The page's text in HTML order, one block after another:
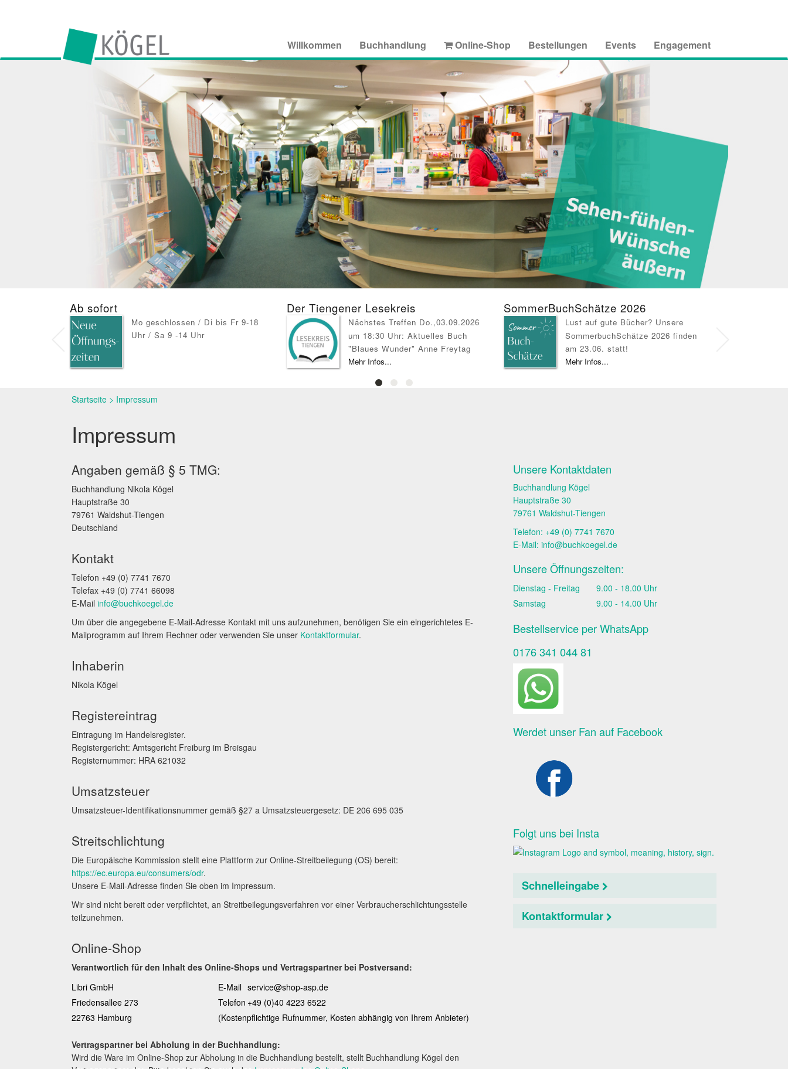
Willkommen Buchhandlung Online-Shop Bestellungen Events Engagement
Ab sofort
Mo geschlossen / Di bis Fr 9-18
Uhr / Sa 9 -14 Uhr
Der Tiengener Lesekreis
Nächstes Treffen Do.,03.09.2026
um 18:30 Uhr: Aktuelles Buch
"Blaues Wunder" Anne Freytag
Mehr Infos...
SommerBuchSchätze 2026
Lust auf gute Bücher? Unsere
SommerbuchSchätze 2026 finden
am 23.06. statt!
Mehr Infos...
Startseite > Impressum
Impressum
Angaben gemäß § 5 TMG:
Buchhandlung Nikola Kögel
Hauptstraße 30
79761 Waldshut-Tiengen
Deutschland
Kontakt
Telefon +49 (0) 7741 7670
Telefax +49 (0) 7741 66098
E-Mail info@buchkoegel.de
Um über die angegebene E-Mail-Adresse Kontakt mit uns aufzunehmen, benötigen Sie ein eingerichtetes E-
Mailprogramm auf Ihrem Rechner oder verwenden Sie unser Kontaktformular.
Inhaberin
Nikola Kögel
Registereintrag
Eintragung im Handelsregister.
Registergericht: Amtsgericht Freiburg im Breisgau
Registernummer: HRA 621032
Umsatzsteuer
Umsatzsteuer-Identifikationsnummer gemäß §27 a Umsatzsteuergesetz: DE 206 695 035
Streitschlichtung
Die Europäische Kommission stellt eine Plattform zur Online-Streitbeilegung (OS) bereit:
https://ec.europa.eu/consumers/odr.
Unsere E-Mail-Adresse finden Sie oben im Impressum.
Wir sind nicht bereit oder verpflichtet, an Streitbeilegungsverfahren vor einer Verbraucherschlichtungsstelle
teilzunehmen.
Online-Shop
Verantwortlich für den Inhalt des Online-Shops und Vertragspartner bei Postversand:
Libri GmbH
E-Mail service@shop-asp.de
Friedensallee 273
Telefon +49 (0)40 4223 6522
22763 Hamburg
(Kostenpflichtige Rufnummer, Kosten abhängig von Ihrem Anbieter)
Vertragspartner bei Abholung in der Buchhandlung:
Wird die Ware im Online-Shop zur Abholung in die Buchhandlung bestellt, stellt Buchhandlung Kögel den
Unsere Kontaktdaten
Buchhandlung Kögel
Hauptstraße 30
79761 Waldshut-Tiengen
Telefon: +49 (0) 7741 7670
E-Mail:info@buchkoegel.de
Unsere Öffnungszeiten:
Dienstag - Freitag
9.00 - 18.00 Uhr
Samstag
9.00 - 14.00 Uhr
Bestellservice per WhatsApp
0176 341 044 81
Werdet unser Fan auf Facebook
Folgt uns bei Insta
Schnelleingabe
Kontaktformular